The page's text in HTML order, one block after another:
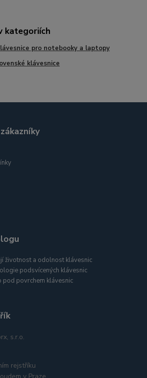
kategoriích
pro notebooky a laptopy
klávesnice
životnost a odolnost klávesnic
podsvícených klávesnic
pod povrchem klávesnic
s.r.o.
rejstříku